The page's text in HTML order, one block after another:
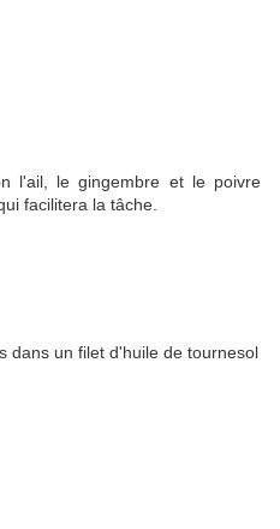
l'ail, le gingembre et le poivre
facilitera la tâche.
dans un filet d'huile de tournesol